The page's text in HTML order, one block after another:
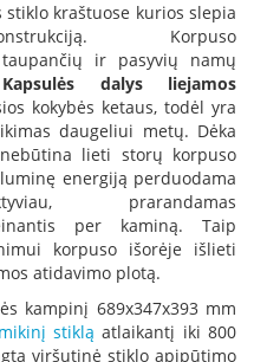
kraštuose kurios slepia
Korpuso
ir pasyvių namų
Kapsulės dalys liejamos
kokybės ketaus, todėl yra
daugeliui metų. Dėka
lieti storų korpuso
energiją perduodama
prarandamas
per kaminą. Taip
korpuso išorėje išlieti
atidavimo plotą.
kampinį 689x347x393 mm
stiklą atlaikantį iki 800
viršutinė stiklo apipūtimo